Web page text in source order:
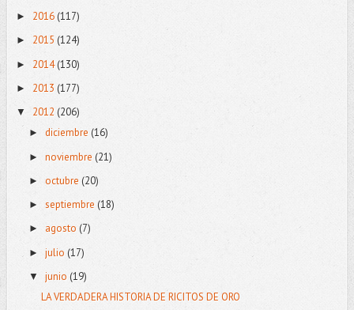
► 2016 (117)
► 2015 (124)
► 2014(130)
► 2013 (177)
▼ 2012 (206)
► diciembre (16)
► noviembre (21)
► octubre (20)
► septiembre (18)
► agosto (7)
► julio (17)
▼ junio (19)
LA VERDADERA HISTORIA DE RICITOS DE ORO